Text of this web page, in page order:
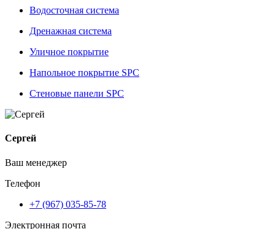
Водосточная система
Дренажная система
Уличное покрытие
Напольное покрытие SPC
Стеновые панели SPC
Сергей
Ваш менеджер
Телефон
+7 (967) 035-85-78
Электронная почта